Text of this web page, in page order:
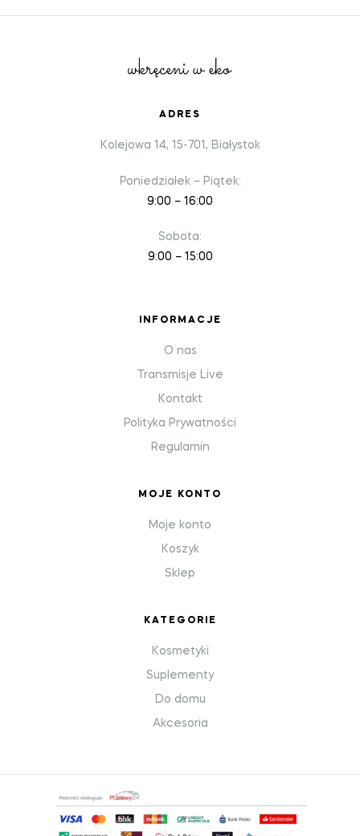
ADRES
Kolejowa 14, 15-701, Białystok
Poniedziałek – Piątek:
9:00 – 16:00
Sobota:
9:00 – 15:00
INFORMACJE
O nas
Transmisje Live
Kontakt
Polityka Prywatności
Regulamin
MOJE KONTO
Moje konto
Koszyk
Sklep
KATEGORIE
Kosmetyki
Suplementy
Do domu
Akcesoria